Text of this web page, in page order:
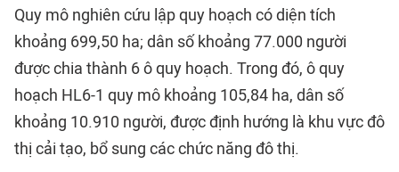
Quy mô nghiên cứu lập quy hoạch có diện tích
khoảng 699,50 ha; dân số khoảng 77.000 người
được chia thành 6 ô quy hoạch. Trong đó, ô quy
hoạch HL6-1 quy mô khoảng 105,84 ha, dân số
khoảng 10.910 người, được định hướng là khu vực đô
thị cải tạo, bổ sung các chức năng đô thị.